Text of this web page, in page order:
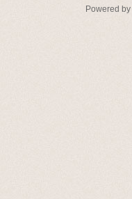
Powered by